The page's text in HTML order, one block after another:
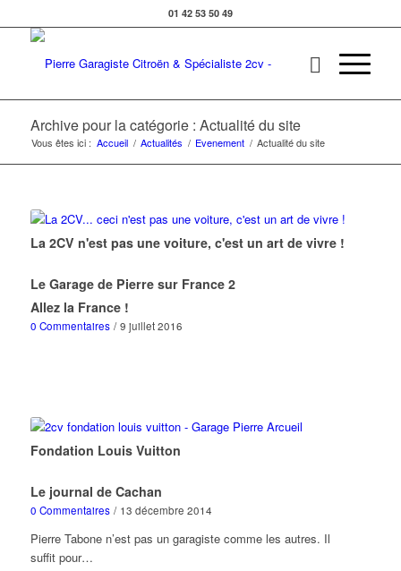
01 42 53 50 49
Archive pour la catégorie : Actualité du site
Vous êtes ici : Accueil / Actualités / Evenement / Actualité du site
La 2CV n'est pas une voiture, c'est un art de vivre !
Le Garage de Pierre sur France 2
Allez la France !
0 Commentaires / 9 juillet 2016
Fondation Louis Vuitton
Le journal de Cachan
0 Commentaires / 13 décembre 2014
Pierre Tabone n’est pas un garagiste comme les autres. Il
suffit pour…